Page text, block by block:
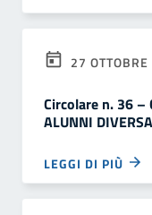
27
Circolare n. 36 –
ALUNNI
LEGGI DI PIÙ